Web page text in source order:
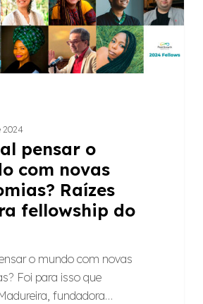
2024
pensar o
com novas
Raízes
fellowship do
o mundo com novas
Foi para isso que
fundadora…